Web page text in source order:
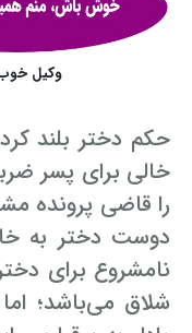
وکیل خوب
حکم دختر بلند
خالی برای پسر
را قاضی پرونده
دوست دختر به
نامشروع برای
شلاق می‌باشد؛